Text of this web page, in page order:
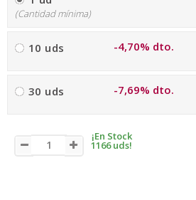
(Cantidad mínima)
10 uds -4,70% dto.
30 uds -7,69% dto.
¡En Stock
1166 uds!